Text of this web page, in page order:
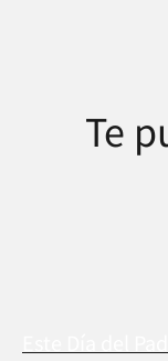
Te